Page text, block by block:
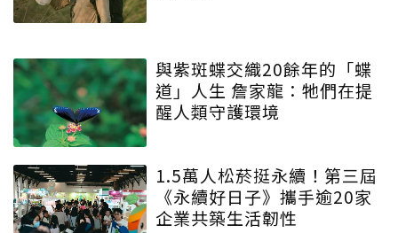
與紫斑蝶交織20餘年的「蝶
道」人生 詹家龍：牠們在提
醒人類守護環境
1.5萬人松菸挺永續！第三屆
《永續好日子》攜手逾20家
企業共築生活韌性